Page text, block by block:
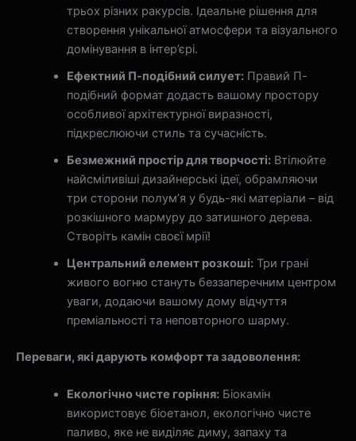
трьох різних ракурсів. Ідеальне рішення для
створення унікальної атмосфери та візуального
домінування в інтер’єрі.
Ефектний П-подібний силует:Правий П-
подібний формат додасть вашому простору
особливої архітектурної виразності,
підкреслюючи стиль та сучасність.
Безмежний простір для творчості:Втілюйте
найсміливіші дизайнерські ідеї, обрамляючи
три сторони полум’я у будь-які матеріали – від
розкішного мармуру до затишного дерева.
Створіть камін своєї мрії!
Центральний елемент розкоші:Три грані
живого вогню стануть беззаперечним центром
уваги, додаючи вашому дому відчуття
преміальності та неповторного шарму.
Переваги, які дарують комфорт та задоволення:
Екологічно чисте горіння:Біокамін
використовує біоетанол, екологічно чисте
паливо, яке не виділяє диму, запаху та